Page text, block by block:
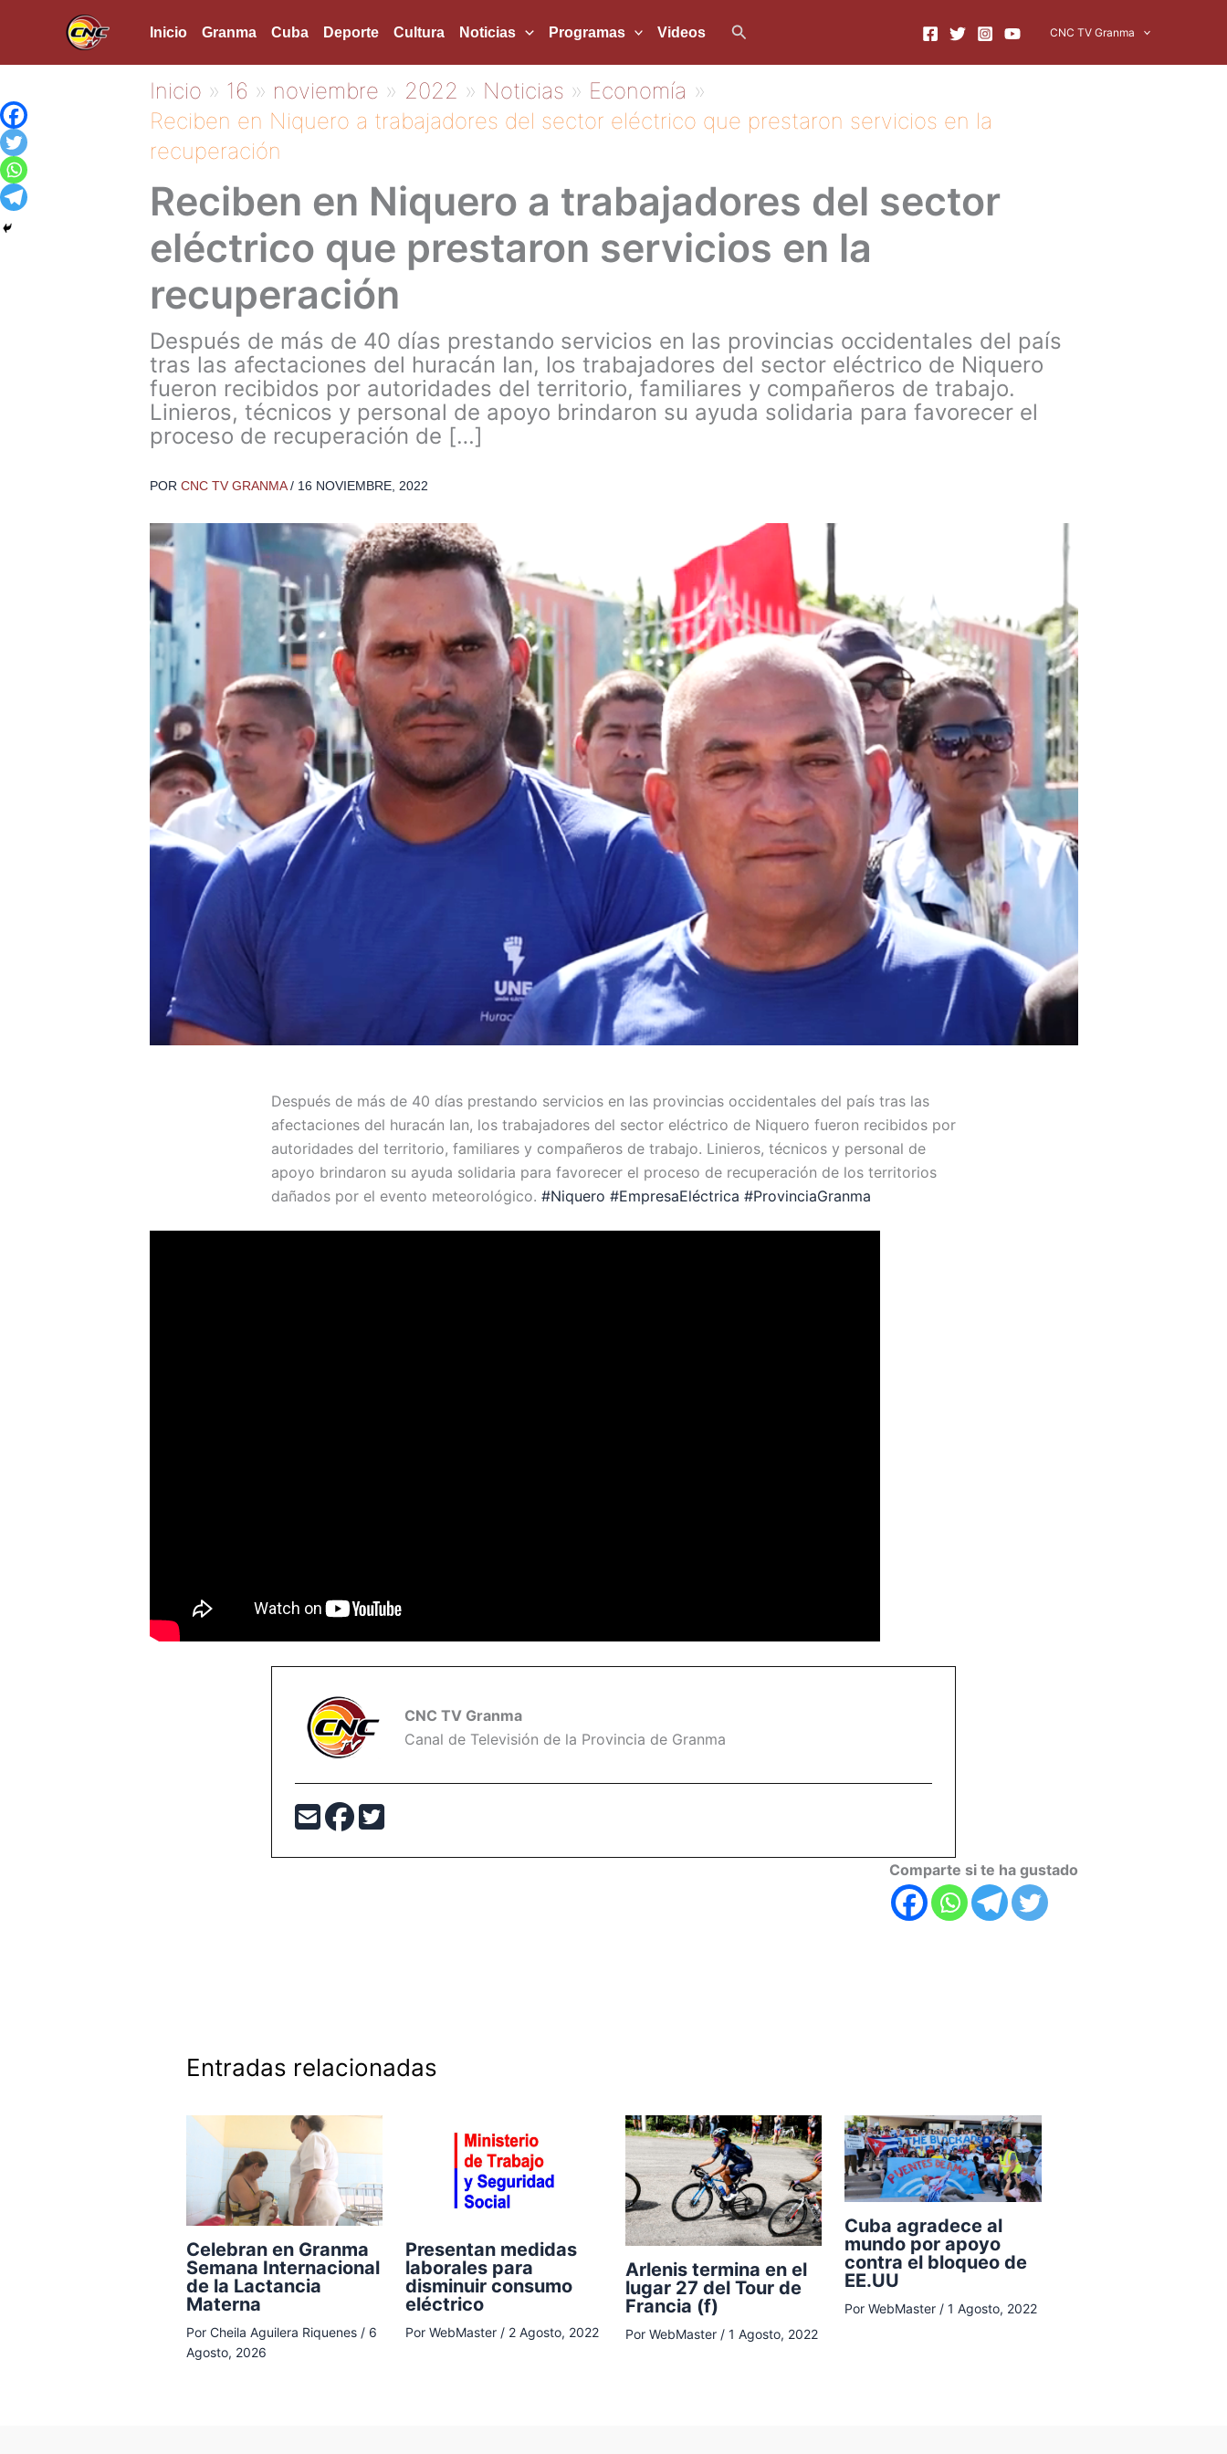
Inicio Granma Cuba Deporte Cultura Noticias Programas Videos Buscar CNC TV Granma
Inicio 16 noviembre 2022 Noticias
Economía
Reciben en Niquero a trabajadores del sector eléctrico que prestaron servicios en la
recuperación
Reciben en Niquero a trabajadores del sector
eléctrico que prestaron servicios en la
recuperación
Después de más de 40 días prestando servicios en las provincias occidentales del país
tras las afectaciones del huracán Ian, los trabajadores del sector eléctrico de Niquero
fueron recibidos por autoridades del territorio, familiares y compañeros de trabajo.
Linieros, técnicos y personal de apoyo brindaron su ayuda solidaria para favorecer el
proceso de recuperación de […]
POR CNC TV GRANMA/ 16 NOVIEMBRE, 2022
Después de más de 40 días prestando servicios en las provincias occidentales del país tras las
afectaciones del huracán Ian, los trabajadores del sector eléctrico de Niquero fueron recibidos por
autoridades del territorio, familiares y compañeros de trabajo. Linieros, técnicos y personal de
apoyo brindaron su ayuda solidaria para favorecer el proceso de recuperación de los territorios
dañados por el evento meteorológico. #Niquero #EmpresaEléctrica #ProvinciaGranma
CNC TV Granma
Canal de Televisión de la Provincia de Granma
Comparte si te ha gustado
Entradas relacionadas
Celebran en Granma
Semana Internacional
de la Lactancia
Materna
Por Cheila Aguilera Riquenes / 6
Agosto, 2026
Presentan medidas
laborales para
disminuir consumo
eléctrico
Por WebMaster / 2 Agosto, 2022
Arlenis termina en el
lugar 27 del Tour de
Francia (f)
Por WebMaster / 1 Agosto, 2022
Cuba agradece al
mundo por apoyo
contra el bloqueo de
EE.UU
Por WebMaster / 1 Agosto, 2022